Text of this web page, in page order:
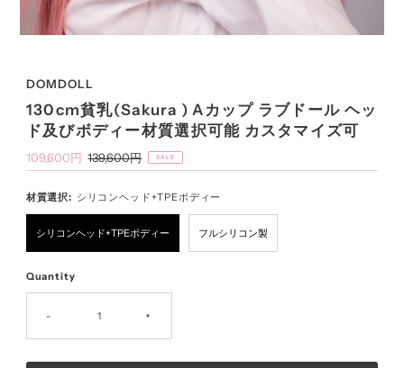
DOMDOLL
130cm貧乳(Sakura ) Aカップ ラブドール ヘッ
ド及びボディー材質選択可能 カスタマイズ可
Sale
Price
109,600円 Regular
Price
139,600円 SALE
材質選択: シリコンヘッド+TPEボディー
シリコンヘッド+TPEボディー フルシリコン製
Quantity
- +